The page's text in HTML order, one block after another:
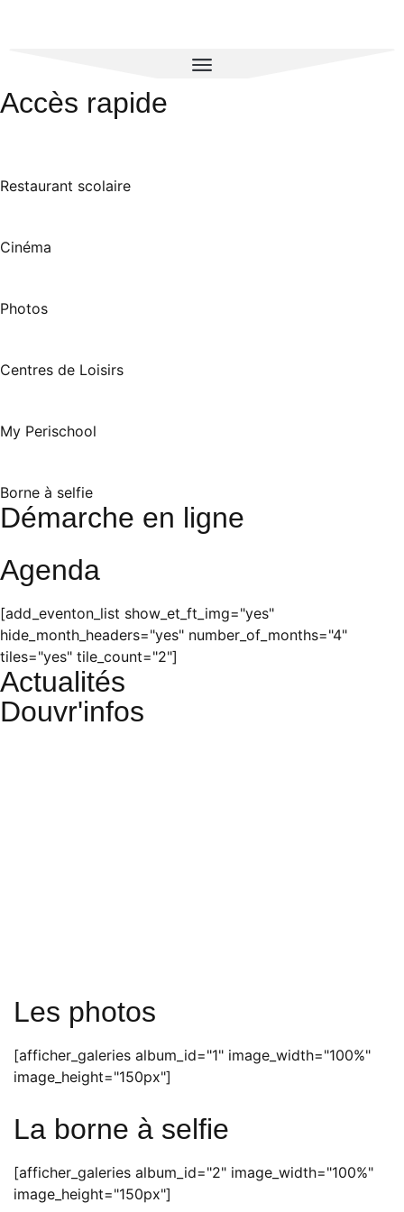
Accès rapide
Restaurant scolaire
Cinéma
Photos
Centres de Loisirs
My Perischool
Borne à selfie
Démarche en ligne
Agenda
[add_eventon_list show_et_ft_img="yes"
hide_month_headers="yes" number_of_months="4"
tiles="yes" tile_count="2"]
Actualités
Douvr'infos
Les photos
[afficher_galeries album_id="1" image_width="100%"
image_height="150px"]
La borne à selfie
[afficher_galeries album_id="2" image_width="100%"
image_height="150px"]